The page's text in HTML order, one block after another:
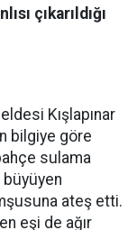
çıkarıldığı
Kışlapınar
bilgiye göre
sulama
büyüyen
ateş etti.
eşi de ağır